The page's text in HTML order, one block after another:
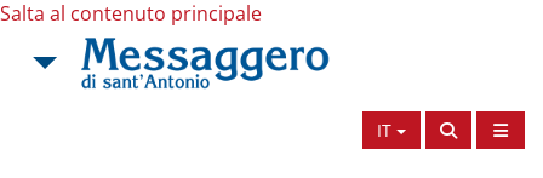
Salta al contenuto principale
IT